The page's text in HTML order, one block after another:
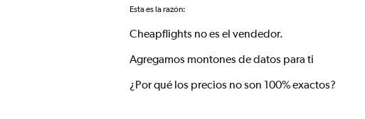
Esta es la razón:
Cheapflights no es el vendedor.
Agregamos montones de datos para ti
¿Por qué los precios no son 100% exactos?